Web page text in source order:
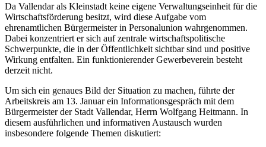
Da Vallendar als Kleinstadt keine eigene Verwaltungseinheit für die
Wirtschaftsförderung besitzt, wird diese Aufgabe vom
ehrenamtlichen Bürgermeister in Personalunion wahrgenommen.
Dabei konzentriert er sich auf zentrale wirtschaftspolitische
Schwerpunkte, die in der Öffentlichkeit sichtbar sind und positive
Wirkung entfalten. Ein funktionierender Gewerbeverein besteht
derzeit nicht.
Um sich ein genaues Bild der Situation zu machen, führte der
Arbeitskreis am 13. Januar ein Informationsgespräch mit dem
Bürgermeister der Stadt Vallendar, Herrn Wolfgang Heitmann. In
diesem ausführlichen und informativen Austausch wurden
insbesondere folgende Themen diskutiert: